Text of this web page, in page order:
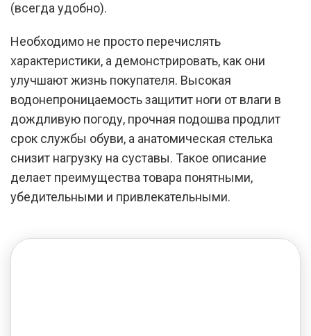
(всегда удобно).
Необходимо не просто перечислять
характеристики, а демонстрировать, как они
улучшают жизнь покупателя. Высокая
водонепроницаемость защитит ноги от влаги в
дождливую погоду, прочная подошва продлит
срок службы обуви, а анатомическая стелька
снизит нагрузку на суставы. Такое описание
делает преимущества товара понятными,
убедительными и привлекательными.